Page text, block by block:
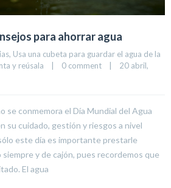
para ahorrar agua
, Usa una cubeta para guardar el agua de la
y reúsala
| 0 comment |
20 abril,
se conmemora el Día Mundial del Agua
su cuidado, gestión y riesgos a nivel
este día es importante prestarle
y de cajón, pues recordemos que
El agua